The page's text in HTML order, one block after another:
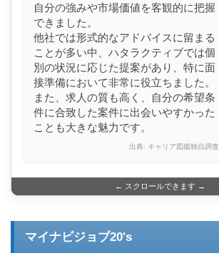
自分の強みや市場価値を客観的に把握
できました。
他社では形式的なアドバイスに留まる
ことが多い中、ハタラクティブでは個
別の状況に応じた提案があり、特に面
接準備において非常に役立ちました。
また、求人の質も高く、自分の希望条
件に合致した案件に出会いやすかった
ことも大きな魅力です。
出典: キャリア図鑑独自調査
← スクロールできます →
マイナビジョブ20's